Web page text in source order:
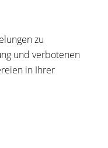
zu
und verbotenen
in Ihrer